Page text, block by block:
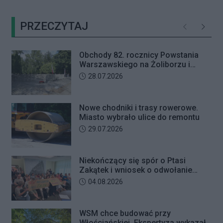
zaplanowano na koniec sierpnia
wnuczkę”. Policjanci zatrzymali 32-
letniego mężczyznę w chwili, gdy
przyszedł odebrać przygotowane
przez seniorkę 23 tysiące złotych.
Mężczyzna usłyszał zarzut
PRZECZYTAJ Poprzednie
Obchody 82. rocznicy Powstania
Warszawskiego na Żoliborzu i
Bielanach
Data dodania artykułu:
28.07.2026
Nowe chodniki i trasy rowerowe.
Miasto wybrało ulice do remontu
Data dodania artykułu:
29.07.2026
Niekończący się spór o Ptasi
Zakątek i wniosek o odwołanie
przewodniczącego Rady Dzielnicy
Data dodania artykułu:
04.08.2026
WSM chce budować przy